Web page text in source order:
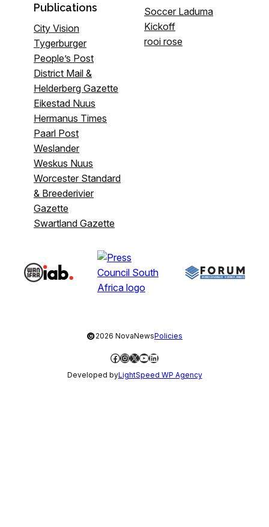
Publications
City Vision
Tygerburger
People’s Post
District Mail &
Helderberg Gazette
Eikestad Nuus
Hermanus Times
Paarl Post
Weslander
Weskus Nuus
Worcester Standard
& Breederivier
Gazette
Swartland Gazette
Soccer Laduma
Kickoff
rooi rose
©2026 NovaNewsPolicies
Facebook
Instagram
X YouTube
LinkedIn
Developed byLightSpeed WP Agency